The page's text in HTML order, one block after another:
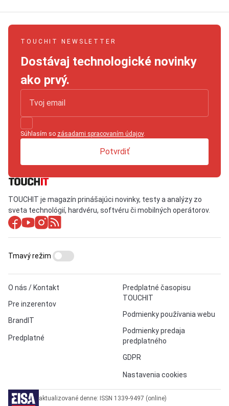
TOUCHIT NEWSLETTER
Dostávaj technologické novinky
ako prvý.
Súhlasím so zásadami spracovaním údajov.
Potvrdiť
TOUCHIT je magazín prinášajúci novinky, testy a analýzy zo
sveta technológií, hardvéru, softvéru či mobilných operátorov.
O nás / Kontakt
Pre inzerentov
BrandIT
Predplatné
Predplatné časopisu
TOUCHIT
Podmienky používania webu
Podmienky predaja
predplatného
GDPR
Nastavenia cookies
Tmavý režim
aktualizované denne: ISSN 1339-9497 (online)